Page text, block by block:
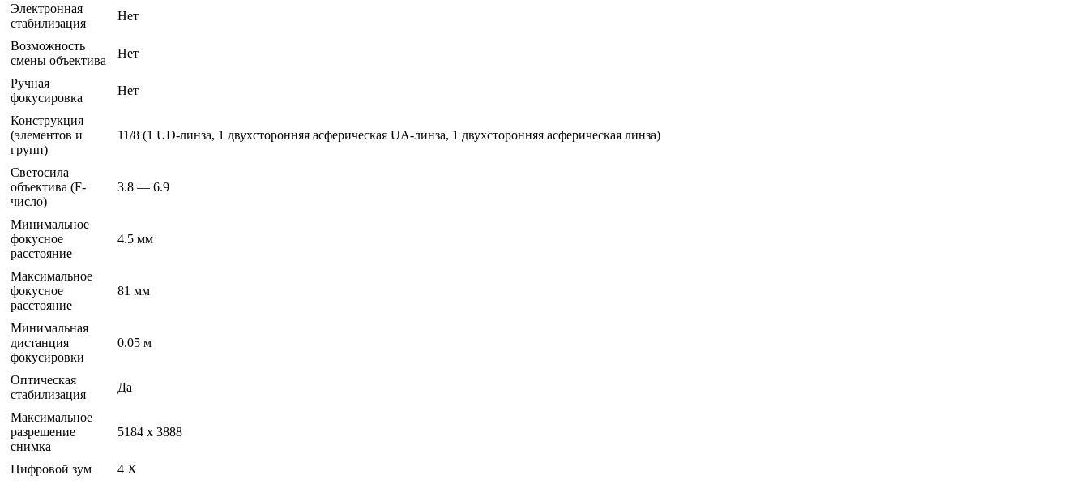
Электронная
стабилизация
Нет
Возможность
смены объектива
Нет
Ручная
фокусировка
Нет
Конструкция
(элементов и
групп)
11/8 (1 UD-линза, 1 двухсторонняя асферическая UA-линза, 1 двухсторонняя асферическая линза)
Светосила
объектива (F-
число)
3.8 — 6.9
Минимальное
фокусное
расстояние
4.5 мм
Максимальное
фокусное
расстояние
81 мм
Минимальная
дистанция
фокусировки
0.05 м
Оптическая
стабилизация
Да
Максимальное
разрешение
снимка
5184 x 3888
Цифровой зум
4 Х